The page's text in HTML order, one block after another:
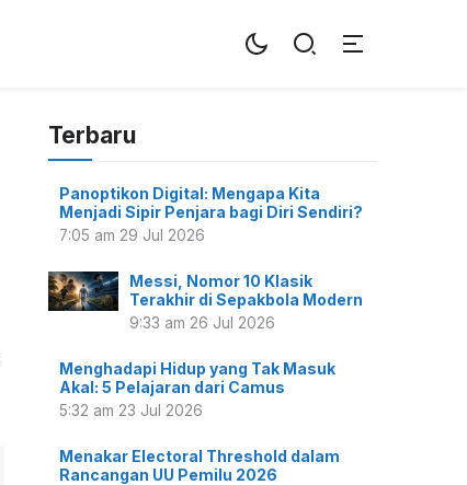
Terbaru
Panoptikon Digital: Mengapa Kita
Menjadi Sipir Penjara bagi Diri Sendiri?
7:05 am 29 Jul 2026
Messi, Nomor 10 Klasik
Terakhir di Sepakbola Modern
9:33 am 26 Jul 2026
Menghadapi Hidup yang Tak Masuk
Akal: 5 Pelajaran dari Camus
5:32 am 23 Jul 2026
Menakar Electoral Threshold dalam
Rancangan UU Pemilu 2026